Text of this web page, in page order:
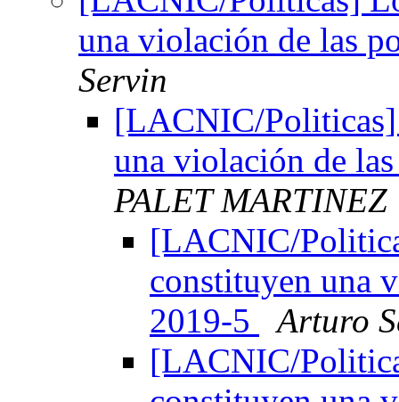
una violación de las
Servin
[LACNIC/Politicas]
una violación de
PALET MARTINEZ
[LACNIC/
constituyen una
2019-5
Arturo
[LACNIC/